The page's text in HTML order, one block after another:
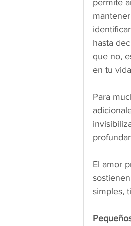
permite
hasta
que no,
en tu
Para
El amor
simples,